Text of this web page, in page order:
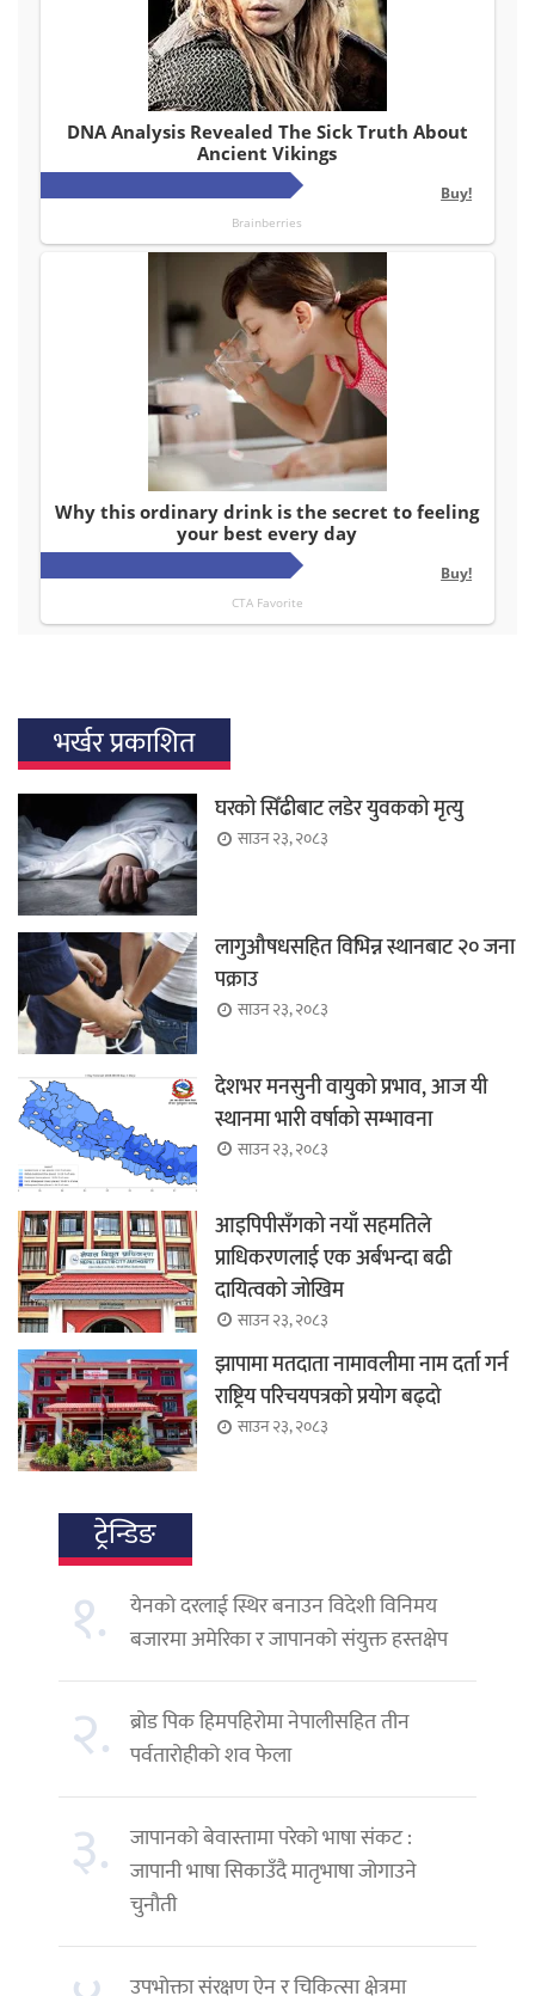
भर्खर प्रकाशित
घरको सिँढीबाट लडेर युवकको मृत्यु
साउन २३, २०८३
लागुऔषधसहित विभिन्न स्थानबाट २० जना
पक्राउ
साउन २३, २०८३
देशभर मनसुनी वायुको प्रभाव, आज यी
स्थानमा भारी वर्षाको सम्भावना
साउन २३, २०८३
आइपिपीसँगको नयाँ सहमतिले
प्राधिकरणलाई एक अर्बभन्दा बढी
दायित्वको जोखिम
साउन २३, २०८३
झापामा मतदाता नामावलीमा नाम दर्ता गर्न
राष्ट्रिय परिचयपत्रको प्रयोग बढ्दो
साउन २३, २०८३
ट्रेन्डिङ
१.
येनको दरलाई स्थिर बनाउन विदेशी विनिमय
बजारमा अमेरिका र जापानको संयुक्त हस्तक्षेप
२. ब्रोड पिक हिमपहिरोमा नेपालीसहित तीन
पर्वतारोहीको शव फेला
३.
जापानको बेवास्तामा परेको भाषा संकट :
जापानी भाषा सिकाउँदै मातृभाषा जोगाउने
चुनौती
उपभोक्ता संरक्षण ऐन र चिकित्सा क्षेत्रमा